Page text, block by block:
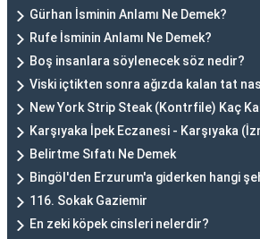
Gürhan İsminin Anlamı Ne Demek?
Rufe İsminin Anlamı Ne Demek?
Boş insanlara söylenecek söz nedir?
Viski içtikten sonra ağızda kalan tat
New York Strip Steak (Kontrfile) Kaç
Karşıyaka İpek Eczanesi - Karşıyaka
Belirtme Sıfatı Ne Demek
Bingöl'den Erzurum'a giderken hangi
116. Sokak Gaziemir
En zeki köpek cinsleri nelerdir?